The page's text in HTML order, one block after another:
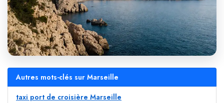
Autres mots-clés sur Marseille
taxi port de croisière Marseille